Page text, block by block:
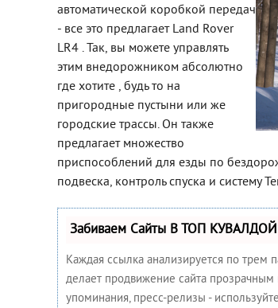
автоматической коробкой передач
- все это предлагает Land Rover
LR4 . Так, вы можете управлять
этим внедорожником абсолютно
где хотите , будь то на
пригородные пустыни или же
городские трассы. Он также
предлагает множество
приспособлений для езды по
подвеска, контроль спуска и систему
Забиваем Сайты В ТОП КУВАЛДОЙ
Каждая ссылка анализируется по трем
делает продвижение сайта
упоминания, пресс-релизы -